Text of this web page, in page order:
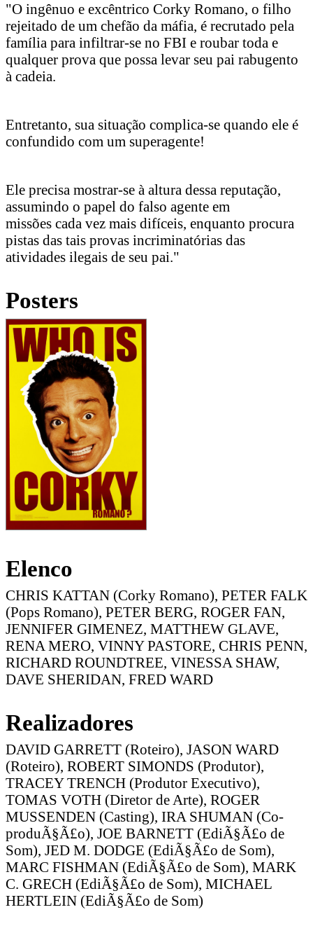
"O ingênuo e excêntrico Corky Romano, o filho
rejeitado de um chefão da máfia, é recrutado pela
família para infiltrar-se no FBI e roubar toda e
qualquer prova que possa levar seu pai rabugento
à cadeia.
Entretanto, sua situação complica-se quando ele é
confundido com um superagente!
Ele precisa mostrar-se à altura dessa reputação,
assumindo o papel do falso agente em
missões cada vez mais difíceis, enquanto procura
pistas das tais provas incriminatórias das
atividades ilegais de seu pai."
Posters
Elenco
CHRIS KATTAN (Corky Romano), PETER FALK
(Pops Romano), PETER BERG, ROGER FAN,
JENNIFER GIMENEZ, MATTHEW GLAVE,
RENA MERO, VINNY PASTORE, CHRIS PENN,
RICHARD ROUNDTREE, VINESSA SHAW,
DAVE SHERIDAN, FRED WARD
Realizadores
DAVID GARRETT (Roteiro), JASON WARD
(Roteiro), ROBERT SIMONDS (Produtor),
TRACEY TRENCH (Produtor Executivo),
TOMAS VOTH (Diretor de Arte), ROGER
MUSSENDEN (Casting), IRA SHUMAN (Co-
produÃ§Ã£o), JOE BARNETT (EdiÃ§Ã£o de
Som), JED M. DODGE (EdiÃ§Ã£o de Som),
MARC FISHMAN (EdiÃ§Ã£o de Som), MARK
C. GRECH (EdiÃ§Ã£o de Som), MICHAEL
HERTLEIN (EdiÃ§Ã£o de Som)